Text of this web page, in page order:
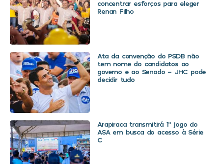
concentrar esforços para eleger
Renan Filho
Ata da convenção do PSDB não
tem nome do candidatos ao
governo e ao Senado – JHC pode
decidir tudo
Arapiraca transmitirá 1º jogo do
ASA em busca do acesso à Série
C